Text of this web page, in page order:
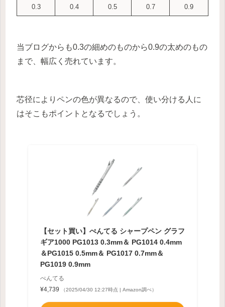
0.3 0.4 0.5 0.7 0.9
当ブログからも0.3の細めのものから0.9の太めのもの
まで、幅広く売れています。
芯径によりペンの色が異なるので、使い分ける人に
はそこもポイントとなるでしょう。
【セット買い】ぺんてる シャープペン グラフ
ギア1000 PG1013 0.3mm＆ PG1014 0.4mm
＆PG1015 0.5mm＆ PG1017 0.7mm＆
PG1019 0.9mm
ぺんてる
¥4,739
（2025/04/30 12:27時点 | Amazon調べ）